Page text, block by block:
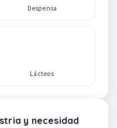
Despensa
Lácteos
y necesidad